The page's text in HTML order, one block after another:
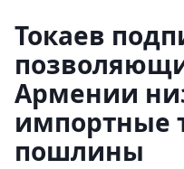
Токаев
Армении
импортные
пошлины